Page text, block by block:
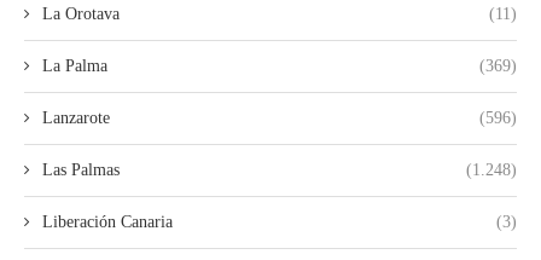
La Orotava (11)
La Palma (369)
Lanzarote (596)
Las Palmas (1.248)
Liberación Canaria (3)